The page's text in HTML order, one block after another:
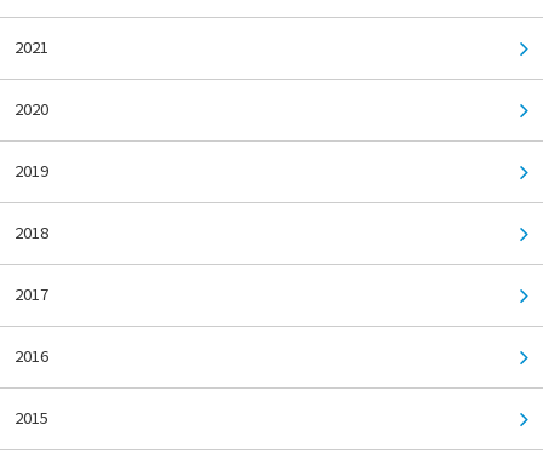
2021
2020
2019
2018
2017
2016
2015